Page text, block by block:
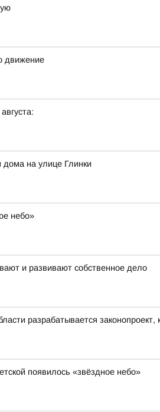
движение
на улице Глинки
небо»
и развивают собственное дело
разрабатывается
появилось «звёздное небо»